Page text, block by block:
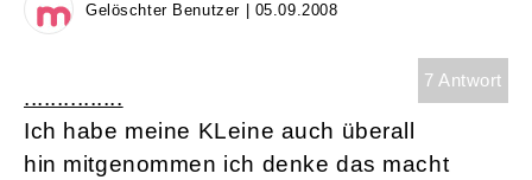
Gelöschter Benutzer | 05.09.2008
7 Antwort
...............
Ich habe meine KLeine auch überall
hin mitgenommen ich denke das macht